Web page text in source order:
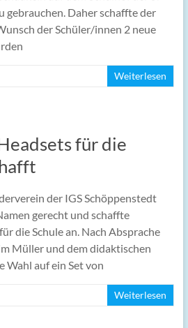
gebrauchen. Daher schaffte der
der Schüler/innen 2 neue
Weiterlesen
für die
der IGS Schöppenstedt
gerecht und schaffte
die Schule an. Nach Absprache
Müller und dem didaktischen
Wahl auf ein Set von
Weiterlesen